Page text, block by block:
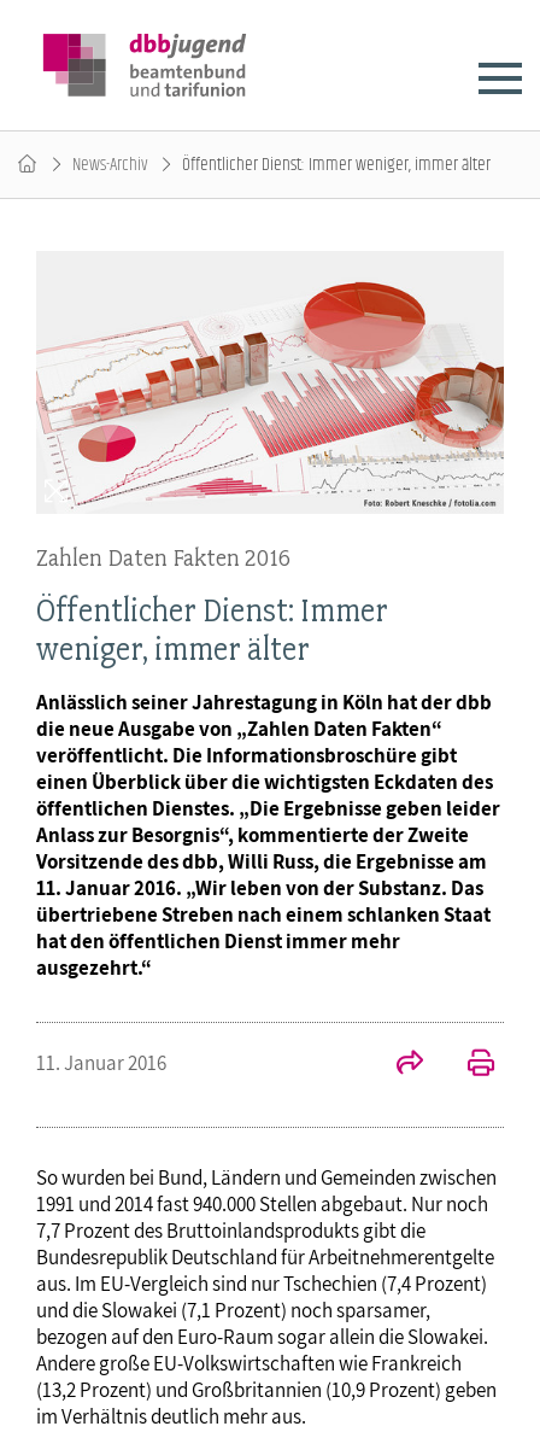
News-Archiv Öffentlicher Dienst: Immer weniger, immer älter
Zahlen Daten Fakten 2016
Öffentlicher Dienst: Immer
weniger, immer älter
Anlässlich seiner Jahrestagung in Köln hat der dbb
die neue Ausgabe von „Zahlen Daten Fakten“
veröffentlicht. Die Informationsbroschüre gibt
einen Überblick über die wichtigsten Eckdaten des
öffentlichen Dienstes. „Die Ergebnisse geben leider
Anlass zur Besorgnis“, kommentierte der Zweite
Vorsitzende des dbb, Willi Russ, die Ergebnisse am
11. Januar 2016. „Wir leben von der Substanz. Das
übertriebene Streben nach einem schlanken Staat
hat den öffentlichen Dienst immer mehr
ausgezehrt.“
11. Januar 2016
So wurden bei Bund, Ländern und Gemeinden zwischen
1991 und 2014 fast 940.000 Stellen abgebaut. Nur noch
7,7 Prozent des Bruttoinlandsprodukts gibt die
Bundesrepublik Deutschland für Arbeitnehmerentgelte
aus. Im EU-Vergleich sind nur Tschechien (7,4 Prozent)
und die Slowakei (7,1 Prozent) noch sparsamer,
bezogen auf den Euro-Raum sogar allein die Slowakei.
Andere große EU-Volkswirtschaften wie Frankreich
(13,2 Prozent) und Großbritannien (10,9 Prozent) geben
im Verhältnis deutlich mehr aus.